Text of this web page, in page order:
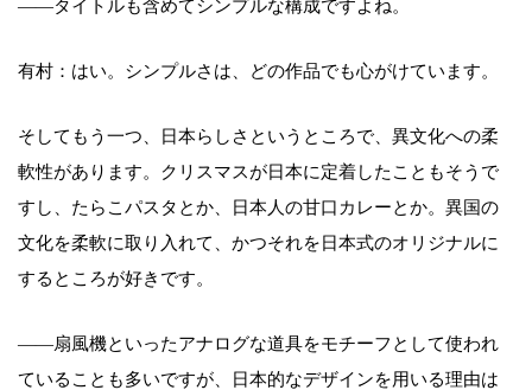
――タイトルも含めてシンプルな構成ですよね。
有村：はい。シンプルさは、どの作品でも心がけています。
そしてもう一つ、日本らしさというところで、異文化への柔
軟性があります。クリスマスが日本に定着したこともそうで
すし、たらこパスタとか、日本人の甘口カレーとか。異国の
文化を柔軟に取り入れて、かつそれを日本式のオリジナルに
するところが好きです。
――扇風機といったアナログな道具をモチーフとして使われ
ていることも多いですが、日本的なデザインを用いる理由は